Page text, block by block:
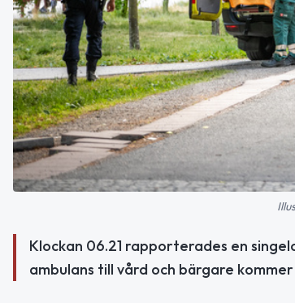
Klockan 06.21 rapporterades en
ambulans till vård och bärgare